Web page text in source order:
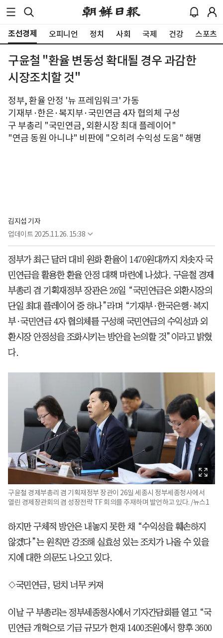
조선경제 오피니언 정치 사회 국제 건강 스포츠
구윤철 "환율 변동성 확대될 경우 과감한
시장조치할 것"
정부, 환율 안정 '뉴 프레임워크' 가동
기재부·한은·복지부·국민연금 4자 협의체 구성
구 부총리 "국민연금, 외환시장 최대 플레이어"
"연금 동원 아니냐" 비판에 "오히려 수익성 도움" 해명
김지섭 기자
업데이트 2025.11.26. 15:38
정부가 최근 달러 대비 원화 환율이 1470원대까지 치솟자 국
민연금을 활용한 환율 안정 대책 마련에 나섰다. 구윤철 경제
부총리 겸 기획재정부 장관은 26일 “국민연금은 외환시장의
단일 최대 플레이어 중 하나”라며 “기재부·한국은행·복지
부·국민연금 4자 협의체를 구성해 국민연금의 수익성과 외
환시장 안정성을 조화시키는 방안을 논의할 것”이라고 밝혔
다.
구윤철 경제부총리 겸 기획재정부 장관이 26일 세종시 정부세종청사에서
열린 경제장관회의 겸 성장전략 TF 회의를 주재하며 발언하고 있다. /뉴스1
하지만 구체적 방안은 내놓지 못한 채 “수익성을 훼손하지
않겠다”는 원칙만 강조해 실효성 있는 조치가 나올 수 있을
지에 대한 의문도 나오고 있다.
◇국민연금, 덩치 너무 커져
이날 구 부총리는 정부세종청사에서 기자간담회를 열고 “국
민연금 개혁으로 기금 규모가 현재 1400조원에서 향후 3600